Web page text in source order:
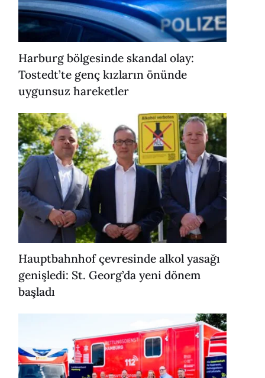
Harburg bölgesinde skandal olay:
Tostedt’te genç kızların önünde
uygunsuz hareketler
Hauptbahnhof çevresinde alkol yasağı
genişledi: St. Georg’da yeni dönem
başladı